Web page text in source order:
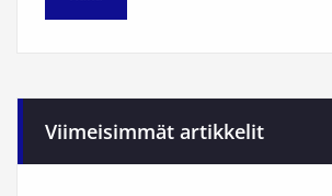
Viimeisimmät artikkelit